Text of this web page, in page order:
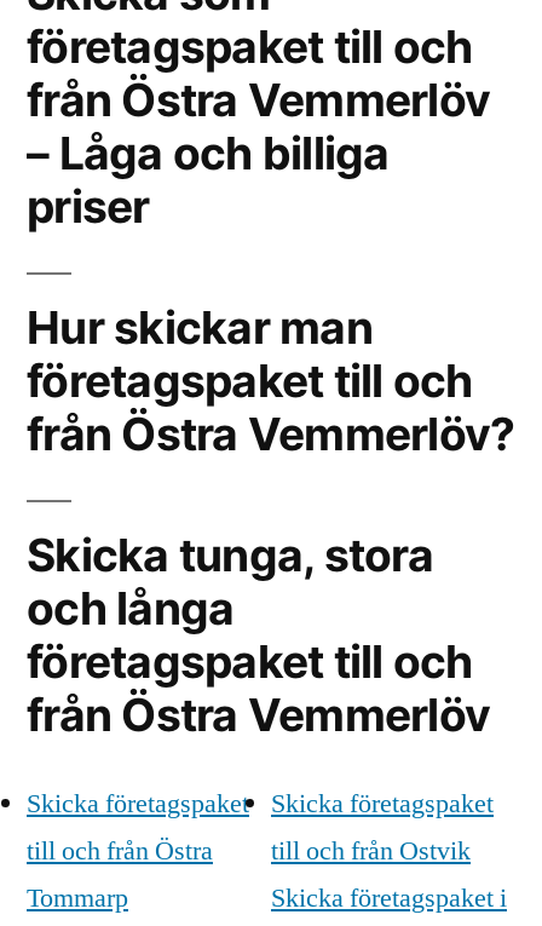
företagspaket till och
från Östra Vemmerlöv
– Låga och billiga
priser
Hur skickar man
företagspaket till och
från Östra Vemmerlöv?
Skicka tunga, stora
och långa
företagspaket till och
från Östra Vemmerlöv
Skicka företagspaket
till och från Östra
Tommarp
Skicka företagspaket
till och från Ostvik
Skicka företagspaket i